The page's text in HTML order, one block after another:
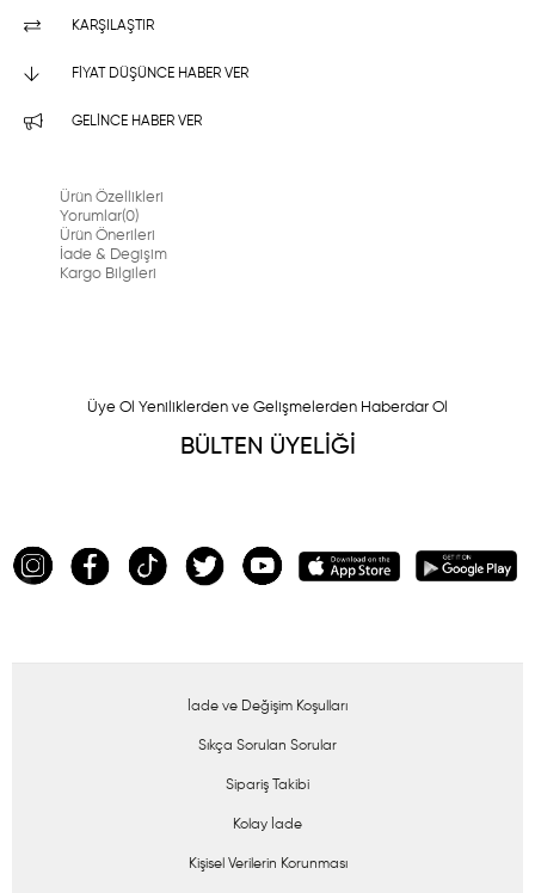
KARŞILAŞTIR
FIYAT DÜŞÜNCE HABER VER
GELINCE HABER VER
Ürün Özellikleri
Yorumlar(0)
Ürün Önerileri
İade & Degişim
Kargo Bilgileri
Üye Ol Yeniliklerden ve Gelişmelerden Haberdar Ol
BÜLTEN ÜYELİĞİ
İade ve Değişim Koşulları
Sıkça Sorulan Sorular
Sipariş Takibi
Kolay İade
Kişisel Verilerin Korunması